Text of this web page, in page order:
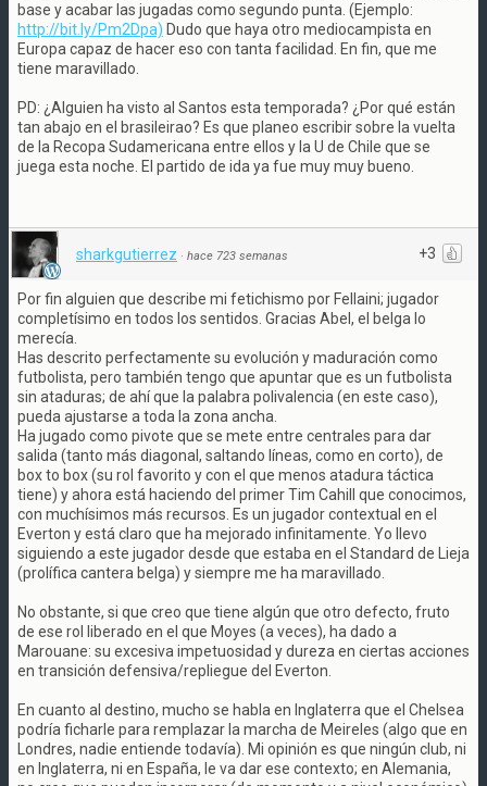
base y acabar las jugadas como segundo punta. (Ejemplo:
http://bit.ly/Pm2Dpa) Dudo que haya otro mediocampista en
Europa capaz de hacer eso con tanta facilidad. En fin, que me
tiene maravillado.
PD: ¿Alguien ha visto al Santos esta temporada? ¿Por qué están
tan abajo en el brasileirao? Es que planeo escribir sobre la vuelta
de la Recopa Sudamericana entre ellos y la U de Chile que se
juega esta noche. El partido de ida ya fue muy muy bueno.
+3
sharkgutierrez · hace 723 semanas
Por fin alguien que describe mi fetichismo por Fellaini; jugador
completísimo en todos los sentidos. Gracias Abel, el belga lo
merecía.
Has descrito perfectamente su evolución y maduración como
futbolista, pero también tengo que apuntar que es un futbolista
sin ataduras; de ahí que la palabra polivalencia (en este caso),
pueda ajustarse a toda la zona ancha.
Ha jugado como pivote que se mete entre centrales para dar
salida (tanto más diagonal, saltando líneas, como en corto), de
box to box (su rol favorito y con el que menos atadura táctica
tiene) y ahora está haciendo del primer Tim Cahill que conocimos,
con muchísimos más recursos. Es un jugador contextual en el
Everton y está claro que ha mejorado infinitamente. Yo llevo
siguiendo a este jugador desde que estaba en el Standard de Lieja
(prolífica cantera belga) y siempre me ha maravillado.
No obstante, si que creo que tiene algún que otro defecto, fruto
de ese rol liberado en el que Moyes (a veces), ha dado a
Marouane: su excesiva impetuosidad y dureza en ciertas acciones
en transición defensiva/repliegue del Everton.
En cuanto al destino, mucho se habla en Inglaterra que el Chelsea
podría ficharle para remplazar la marcha de Meireles (algo que en
Londres, nadie entiende todavía). Mi opinión es que ningún club, ni
en Inglaterra, ni en España, le va dar ese contexto; en Alemania,